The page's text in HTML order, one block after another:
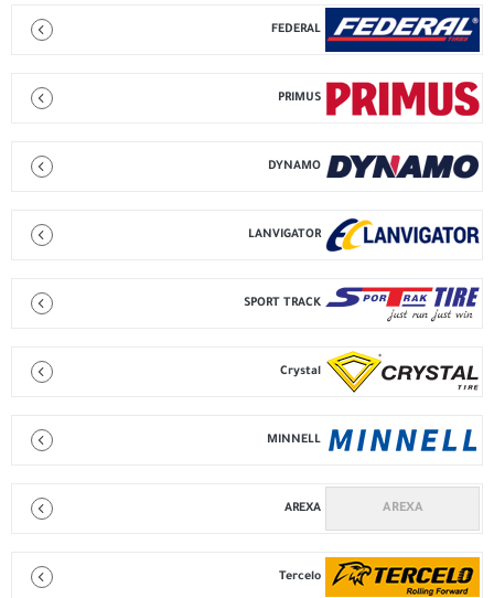
FEDERAL
PRIMUS
DYNAMO
LANVIGATOR
SPORT TRACK
Crystal
MINNELL
AREXA
Tercelo